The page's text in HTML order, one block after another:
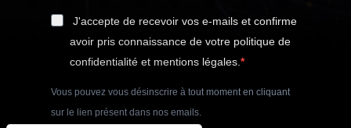
J'accepte de recevoir vos e-mails et confirme
avoir pris connaissance de votre politique de
confidentialité et mentions légales.
Vous pouvez vous désinscrire à tout moment en cliquant
sur le lien présent dans nos emails.